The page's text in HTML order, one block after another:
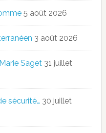
5 août 2026
3 août 2026
Saget 31 juillet
sécurité… 30 juillet